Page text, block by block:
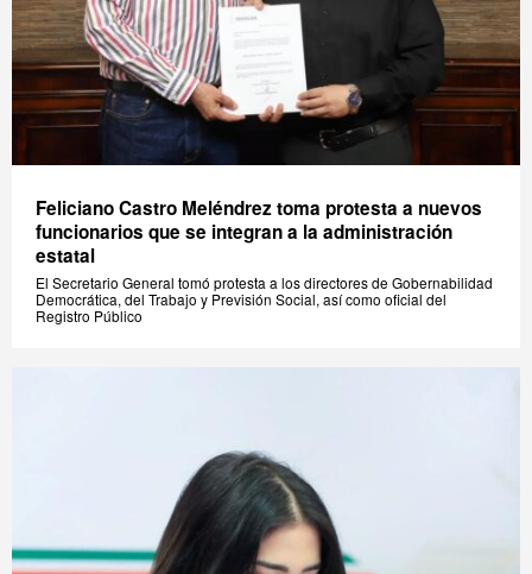
Feliciano Castro Meléndrez toma protesta a nuevos
funcionarios que se integran a la administración
estatal
El Secretario General tomó protesta a los directores de Gobernabilidad
Democrática, del Trabajo y Previsión Social, así como oficial del
Registro Público